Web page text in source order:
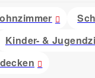
Kinder- &